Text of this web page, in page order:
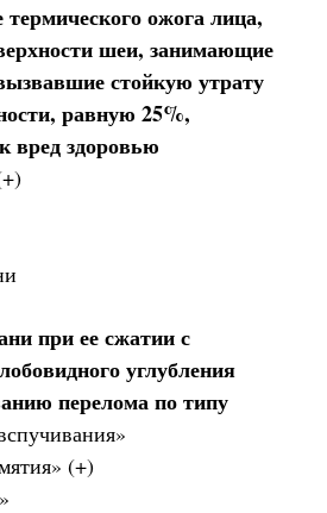
ожога лица,
шеи, занимающие
стойкую утрату
равную 25%,
вред здоровью
при ее сжатии с
углубления
перелома по типу
(+)